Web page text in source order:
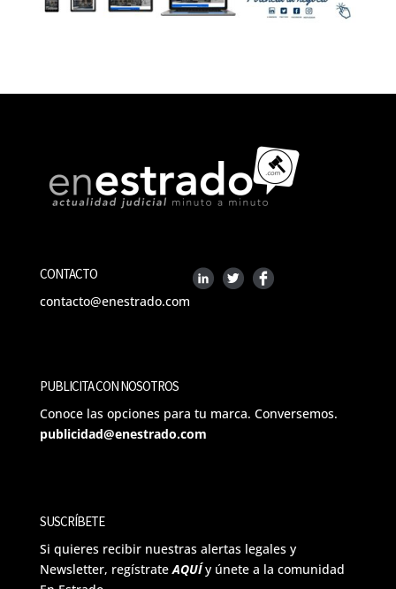
CONTACTO
contacto@enestrado.com
PUBLICITA CON NOSOTROS
Conoce las opciones para tu marca. Conversemos.
publicidad@enestrado.com
SUSCRÍBETE
Si quieres recibir nuestras alertas legales y
Newsletter, regístrateAQUÍ y únete a la comunidad